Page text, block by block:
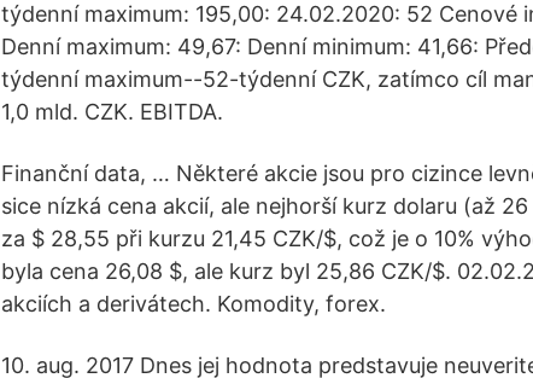
týdenní maximum: 195,00: 24.02.2020: 52 Cenové
Denní maximum: 49,67: Denní minimum: 41,66:
týdenní maximum--52-týdenní CZK, zatímco cíl
1,0 mld. CZK. EBITDA.
Finanční data, … Některé akcie jsou pro cizince
sice nízká cena akcií, ale nejhorší kurz dolaru (až
za $ 28,55 při kurzu 21,45 CZK/$, což je o 10%
byla cena 26,08 $, ale kurz byl 25,86 CZK/$.
akciích a derivátech. Komodity, forex.
10. aug. 2017 Dnes jej hodnota predstavuje